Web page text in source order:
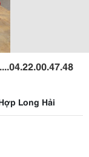
Long Hải